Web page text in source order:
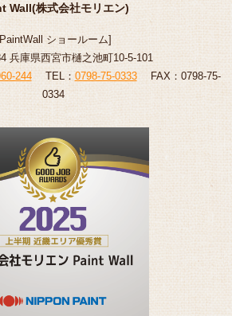
Wall(株式会社モリエン)
ショールーム]
兵庫県西宮市樋之池町10-5-101
244TEL： 0798-75-0333FAX：0798-75-
0334